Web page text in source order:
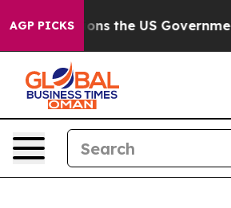
AGP PICKS
Questions the US Government